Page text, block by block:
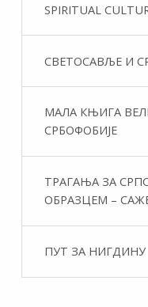
SPIRITUAL
СВЕТОСАВЉЕ И
МАЛА КЊИГА
СРБОФОБИЈЕ
ТРАГАЊА ЗА
ОБРАЗЦЕМ –
ПУТ ЗА НИГДИНУ